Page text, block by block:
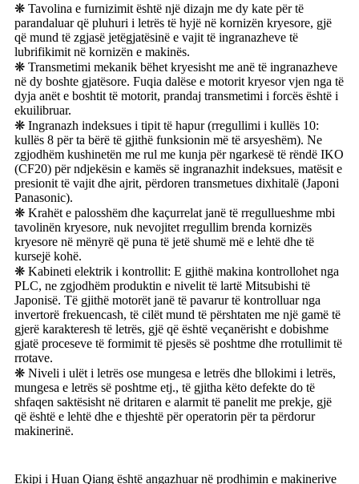
❋ Tavolina e furnizimit është një dizajn me dy kate për të
parandaluar që pluhuri i letrës të hyjë në kornizën kryesore, gjë
që mund të zgjasë jetëgjatësinë e vajit të ingranazheve të
lubrifikimit në kornizën e makinës.
❋ Transmetimi mekanik bëhet kryesisht me anë të ingranazheve
në dy boshte gjatësore. Fuqia dalëse e motorit kryesor vjen nga të
dyja anët e boshtit të motorit, prandaj transmetimi i forcës është i
ekuilibruar.
❋ Ingranazh indeksues i tipit të hapur (rregullimi i kullës 10:
kullës 8 për ta bërë të gjithë funksionin më të arsyeshëm). Ne
zgjodhëm kushinetën me rul me kunja për ngarkesë të rëndë IKO
(CF20) për ndjekësin e kamës së ingranazhit indeksues, matësit e
presionit të vajit dhe ajrit, përdoren transmetues dixhitalë (Japoni
Panasonic).
❋ Krahët e palosshëm dhe kaçurrelat janë të rregullueshme mbi
tavolinën kryesore, nuk nevojitet rregullim brenda kornizës
kryesore në mënyrë që puna të jetë shumë më e lehtë dhe të
kursejë kohë.
❋ Kabineti elektrik i kontrollit: E gjithë makina kontrollohet nga
PLC, ne zgjodhëm produktin e nivelit të lartë Mitsubishi të
Japonisë. Të gjithë motorët janë të pavarur të kontrolluar nga
invertorë frekuencash, të cilët mund të përshtaten me një gamë të
gjerë karakteresh të letrës, gjë që është veçanërisht e dobishme
gjatë proceseve të formimit të pjesës së poshtme dhe rrotullimit të
rrotave.
❋ Niveli i ulët i letrës ose mungesa e letrës dhe bllokimi i letrës,
mungesa e letrës së poshtme etj., të gjitha këto defekte do të
shfaqen saktësisht në dritaren e alarmit të panelit me prekje, gjë
që është e lehtë dhe e thjeshtë për operatorin për ta përdorur
makinerinë.
Ekipi i Huan Qiang është angazhuar në prodhimin e makinerive